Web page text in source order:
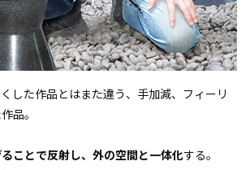
した作品とはまた違う、手加減、フィーリ
品。
ことで反射し、外の空間と一体化する。